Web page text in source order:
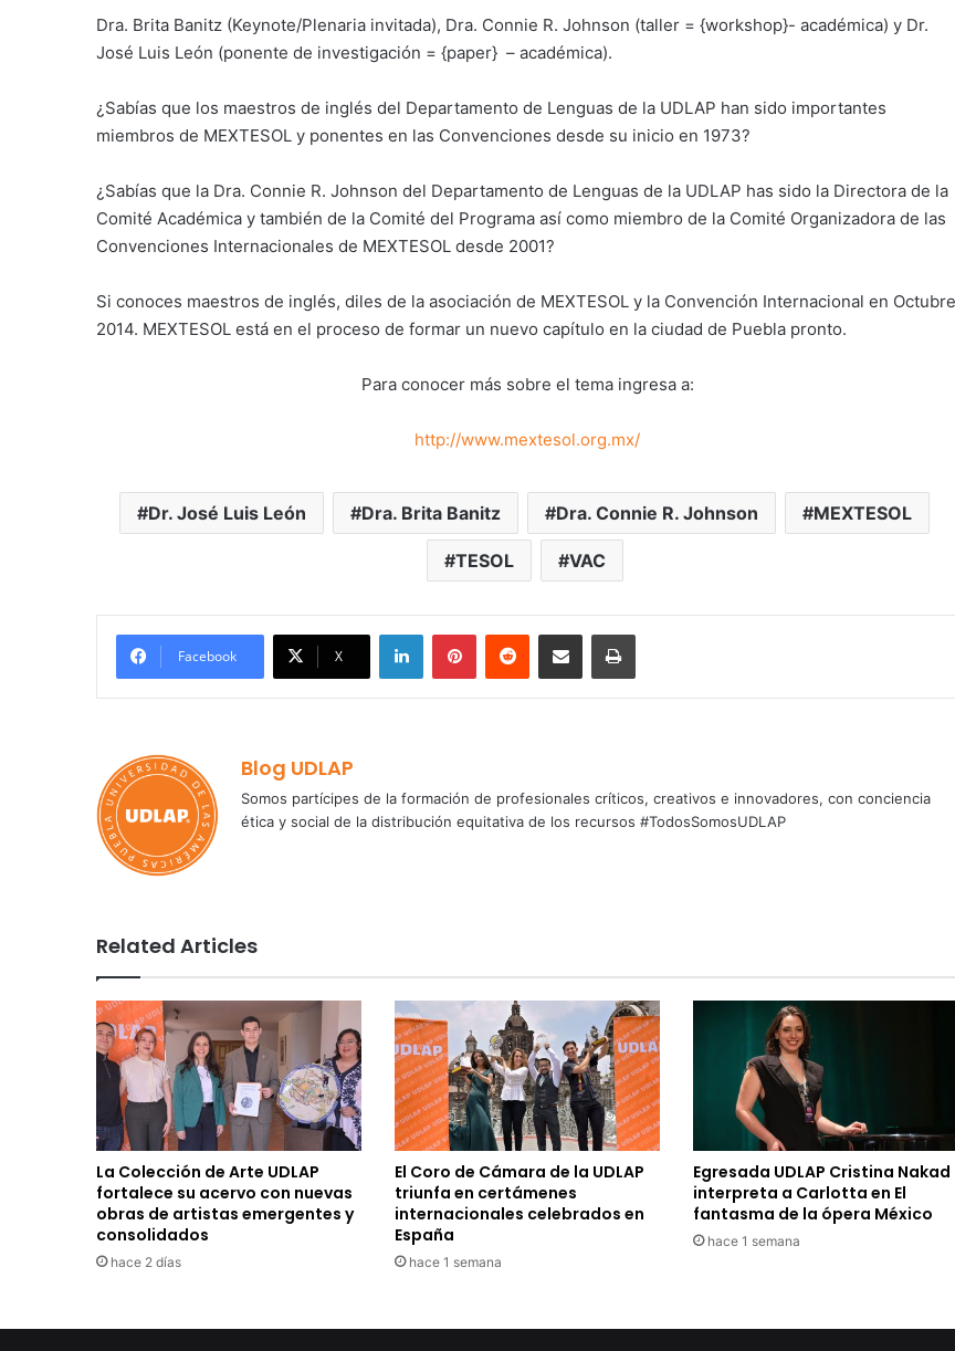
Dra. Brita Banitz (Keynote/Plenaria invitada), Dra. Connie R. Johnson (taller = {workshop}- académica) y Dr.
José Luis León (ponente de investigación = {paper} – académica).
¿Sabías que los maestros de inglés del Departamento de Lenguas de la UDLAP han sido importantes
miembros de MEXTESOL y ponentes en las Convenciones desde su inicio en 1973?
¿Sabías que la Dra. Connie R. Johnson del Departamento de Lenguas de la UDLAP has sido la Directora de la
Comité Académica y también de la Comité del Programa así como miembro de la Comité Organizadora de las
Convenciones Internacionales de MEXTESOL desde 2001?
Si conoces maestros de inglés, diles de la asociación de MEXTESOL y la Convención Internacional en Octubre
2014. MEXTESOL está en el proceso de formar un nuevo capítulo en la ciudad de Puebla pronto.
Para conocer más sobre el tema ingresa a:
http://www.mextesol.org.mx/
Dr. José Luis León Dra. Brita Banitz Dra. Connie R. Johnson MEXTESOL
TESOL VAC
Facebook X
LinkedInPinterestReddit Share via Email Print
Blog UDLAP
Somos partícipes de la formación de profesionales críticos, creativos e innovadores, con conciencia
ética y social de la distribución equitativa de los recursos #TodosSomosUDLAP
Related Articles
La Colección de Arte UDLAP
fortalece su acervo con nuevas
obras de artistas emergentes y
consolidados
hace 2 días
El Coro de Cámara de la UDLAP
triunfa en certámenes
internacionales celebrados en
España
hace 1 semana
Egresada UDLAP Cristina Nakad
interpreta a Carlotta en El
fantasma de la ópera México
hace 1 semana